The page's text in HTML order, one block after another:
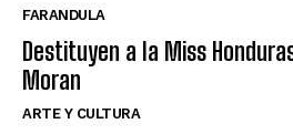
FARANDULA
Destituyen a la Miss
Moran
ARTE Y CULTURA